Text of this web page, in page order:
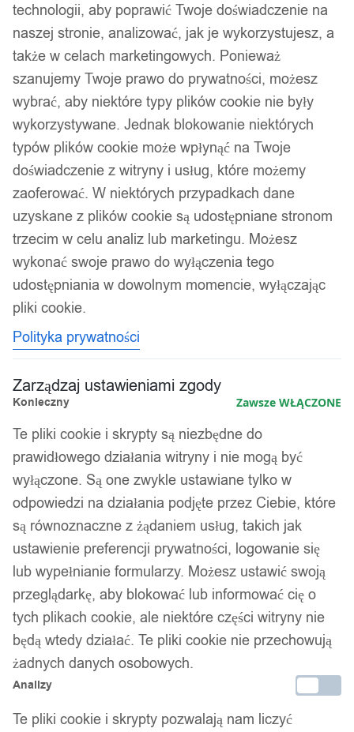
technologii, aby poprawić Twoje doświadczenie na
naszej stronie, analizować, jak je wykorzystujesz, a
także w celach marketingowych. Ponieważ
szanujemy Twoje prawo do prywatności, możesz
wybrać, aby niektóre typy plików cookie nie były
wykorzystywane. Jednak blokowanie niektórych
typów plików cookie może wpłynąć na Twoje
doświadczenie z witryny i usług, które możemy
zaoferować. W niektórych przypadkach dane
uzyskane z plików cookie są udostępniane stronom
trzecim w celu analiz lub marketingu. Możesz
wykonać swoje prawo do wyłączenia tego
udostępniania w dowolnym momencie, wyłączając
pliki cookie.
Polityka prywatności
Zarządzaj ustawieniami zgody
Konieczny Zawsze WŁĄCZONE
Te pliki cookie i skrypty są niezbędne do
prawidłowego działania witryny i nie mogą być
wyłączone. Są one zwykle ustawiane tylko w
odpowiedzi na działania podjęte przez Ciebie, które
są równoznaczne z żądaniem usług, takich jak
ustawienie preferencji prywatności, logowanie się
lub wypełnianie formularzy. Możesz ustawić swoją
przeglądarkę, aby blokować lub informować cię o
tych plikach cookie, ale niektóre części witryny nie
będą wtedy działać. Te pliki cookie nie przechowują
żadnych danych osobowych.
Analizy
Te pliki cookie i skrypty pozwalają nam liczyć